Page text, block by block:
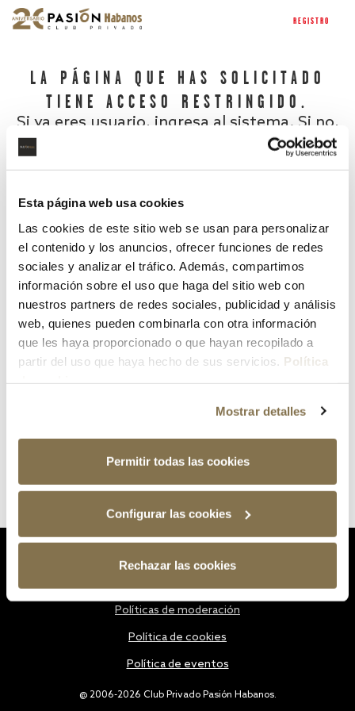
Esta página web usa cookies
Las cookies de este sitio web se usan para personalizar
el contenido y los anuncios, ofrecer funciones de redes
sociales y analizar el tráfico. Además, compartimos
información sobre el uso que haga del sitio web con
nuestros partners de redes sociales, publicidad y análisis
web, quienes pueden combinarla con otra información
que les haya proporcionado o que hayan recopilado a
partir del uso que haya hecho de sus servicios. Política
Mostrar detalles
Permitir todas las cookies
Configurar las cookies
Rechazar las cookies
REGISTRO
LA PÁGINA QUE HAS SOLICITADO
TIENE ACCESO RESTRINGIDO.
Si ya eres usuario, ingresa al sistema. Si no,
¿Has olvidado tu contraseña?
@ 2006-2026 Club Privado Pasión Habanos.
Políticas de moderación
Política de cookies
Política de eventos